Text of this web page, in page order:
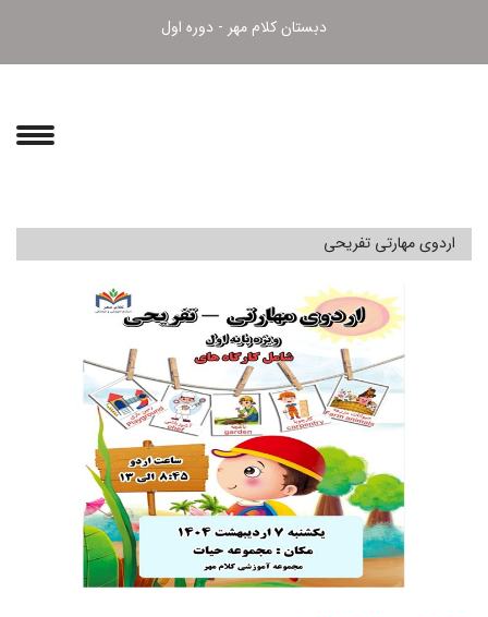
دبستان کلام مهر - دوره اول
اردوی مهارتی تفریحی